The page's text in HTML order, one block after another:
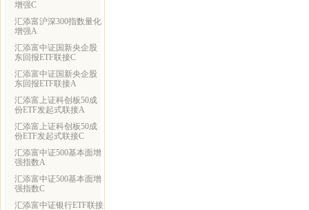
增强C
汇添富沪深300指数量化
增强A
汇添富中证国新央企股
东回报ETF联接C
汇添富中证国新央企股
东回报ETF联接A
汇添富上证科创板50成
份ETF发起式联接A
汇添富上证科创板50成
份ETF发起式联接C
汇添富中证500基本面增
强指数A
汇添富中证500基本面增
强指数C
汇添富中证银行ETF联接